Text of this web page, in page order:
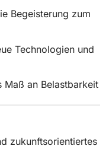
Begeisterung zum
Technologien und
Maß an Belastbarkeit
zukunftsorientiertes